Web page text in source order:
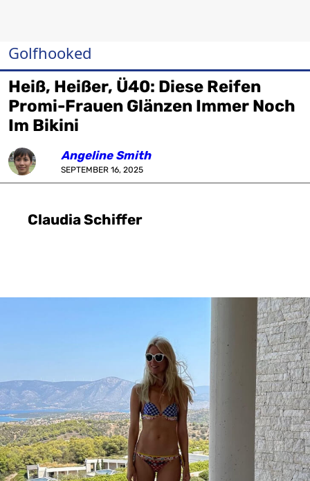
Golfhooked
Heiß, Heißer, Ü40: Diese Reifen
Promi-Frauen Glänzen Immer Noch
Im Bikini
Angeline Smith
SEPTEMBER 16, 2025
Claudia Schiffer